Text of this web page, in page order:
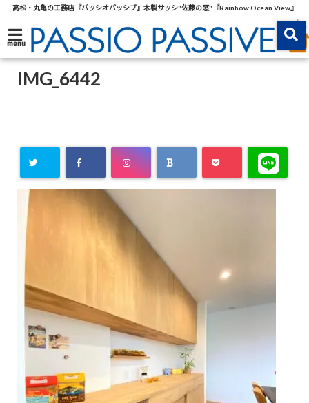
高松・丸亀の工務店『パッシオパッシブ』木製サッシ"佐藤の窓"『Rainbow Ocean View』
menu
IMG_6442